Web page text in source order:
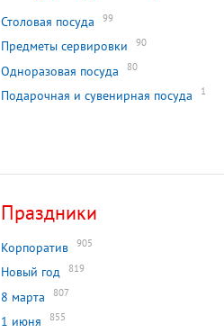
Столовая посуда 99
Предметы сервировки 90
Одноразовая посуда 80
Подарочная и сувенирная посуда 1
Праздники
Корпоратив 905
Новый год 819
8 марта 807
1 июня 855